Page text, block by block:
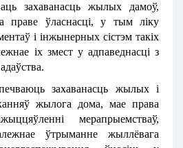
захаванасць жылых дамоў,
праве ўласнасці, у тым ліку
і інжынерных сістэм такіх
іх змест у адпаведнасці з
захаванасць жылых і
жылога дома, мае права
мерапрыемстваў,
ўтрыманне жыллёвага